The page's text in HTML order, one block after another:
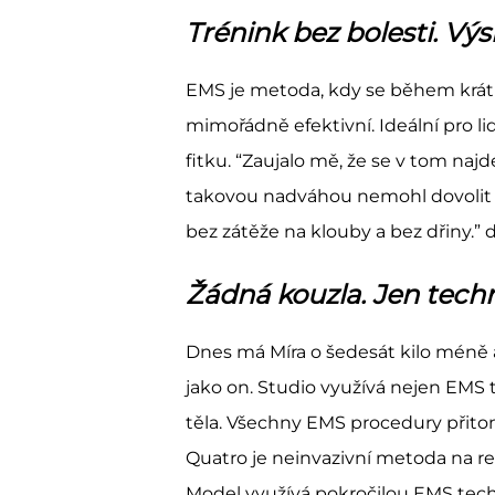
Trénink bez bolesti.
EMS je metoda, kdy se během
mimořádně efektivní. Ideální pro
fitku. “Zaujalo mě, že se v tom
takovou nadváhou nemohl dovolit
bez zátěže na klouby a bez dřiny.”
Žádná kouzla. Jen
Dnes má Míra o šedesát kilo
jako on. Studio využívá nejen
těla. Všechny EMS procedury
Quatro je neinvazivní metoda na